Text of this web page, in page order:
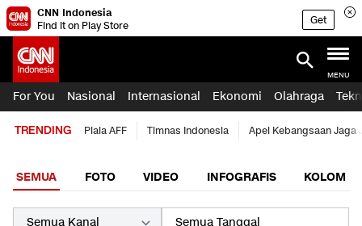
CNN Indonesia
Find it on Play Store
Get
MENU
For You Nasional Internasional Ekonomi Olahraga
TRENDING Piala AFF Timnas Indonesia Apel Kebangsaan Jaga
SEMUA FOTO VIDEO INFOGRAFIS KOLOM